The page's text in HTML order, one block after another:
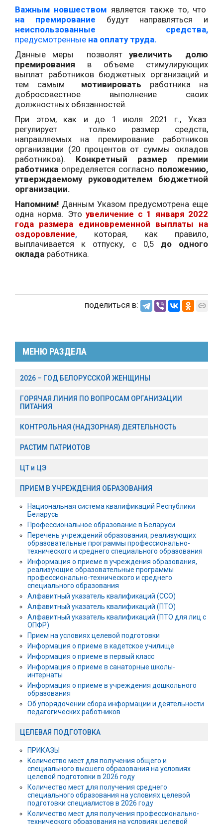
Важным новшеством является также то, что
на премирование будут направляться и
неиспользованные средства,
предусмотренные на оплату труда.
Данные меры позволят увеличить долю
премирования в объеме стимулирующих
выплат работников бюджетных организаций и
тем самым мотивировать работника на
добросовестное выполнение своих
должностных обязанностей.
При этом, как и до 1 июля 2021 г., Указ
регулирует только размер средств,
направляемых на премирование работников
организации (20 процентов от суммы окладов
работников). Конкретный размер премии
работника определяется согласно положению,
утверждаемому руководителем бюджетной
организации.
Напомним! Данным Указом предусмотрена еще
одна норма. Этоувеличение с 1 января 2022
года размера единовременной выплаты на
оздоровление,
которая, как правило,
выплачивается к отпуску, с 0,5до одного
оклада работника.
поделиться в:
МЕНЮ РАЗДЕЛА
2026 – ГОД БЕЛОРУССКОЙ ЖЕНЩИНЫ
ГОРЯЧАЯ ЛИНИЯ ПО ВОПРОСАМ ОРГАНИЗАЦИИ
ПИТАНИЯ
КОНТРОЛЬНАЯ (НАДЗОРНАЯ) ДЕЯТЕЛЬНОСТЬ
РАСТИМ ПАТРИОТОВ
ЦТ и ЦЭ
ПРИЕМ В УЧРЕЖДЕНИЯ ОБРАЗОВАНИЯ
Национальная система квалификаций Республики
Беларусь
Профессиональное образование в Беларуси
Перечень учреждений образования, реализующих
образовательные программы профессионально-
технического и среднего специального образования
Информация о приеме в учреждения образования,
реализующие образовательные программы
профессионально-технического и среднего
специального образования
Алфавитный указатель квалификаций (ССО)
Алфавитный указатель квалификаций (ПТО)
Алфавитный указатель квалификаций (ПТО для лиц с
ОПФР)
Прием на условиях целевой подготовки
Информация о приеме в кадетское училище
Информация о приеме в первый класс
Информация о приеме в санаторные школы-
интернаты
Информация о приеме в учреждения дошкольного
образования
Об упорядочении сбора информации и деятельности
педагогических работников
ЦЕЛЕВАЯ ПОДГОТОВКА
ПРИКАЗЫ
Количество мест для получения общего и
специального высшего образования на условиях
целевой подготовки в 2026 году
Количество мест для получения среднего
специального образования на условиях целевой
подготовки специалистов в 2026 году
Количество мест для получения профессионально-
технического образования на условиях целевой